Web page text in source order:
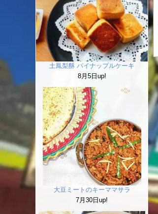
土鳳梨酥 パイナップルケーキ
8月5日up!
大豆ミートのキーママサラ
7月30日up!